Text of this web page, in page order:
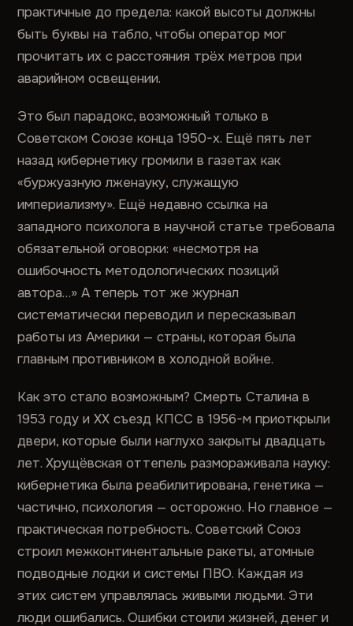
практичные до предела: какой высоты должны
быть буквы на табло, чтобы оператор мог
прочитать их с расстояния трёх метров при
аварийном освещении.
Это был парадокс, возможный только в
Советском Союзе конца 1950-х. Ещё пять лет
назад кибернетику громили в газетах как
«буржуазную лженауку, служащую
империализму». Ещё недавно ссылка на
западного психолога в научной статье требовала
обязательной оговорки: «несмотря на
ошибочность методологических позиций
автора…» А теперь тот же журнал
систематически переводил и пересказывал
работы из Америки — страны, которая была
главным противником в холодной войне.
Как это стало возможным? Смерть Сталина в
1953 году и XX съезд КПСС в 1956-м приоткрыли
двери, которые были наглухо закрыты двадцать
лет. Хрущёвская оттепель размораживала науку:
кибернетика была реабилитирована, генетика —
частично, психология — осторожно. Но главное —
практическая потребность. Советский Союз
строил межконтинентальные ракеты, атомные
подводные лодки и системы ПВО. Каждая из
этих систем управлялась живыми людьми. Эти
люди ошибались. Ошибки стоили жизней, денег и